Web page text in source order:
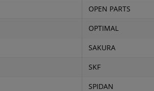
OPEN PARTS
OPTIMAL
SAKURA
SKF
SPIDAN